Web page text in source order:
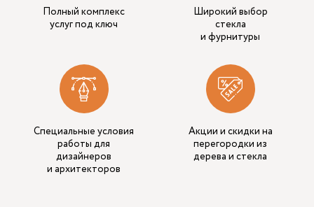
Полный комплекс
услуг под ключ
Широкий выбор
стекла
и фурнитуры
Специальные условия
работы для
дизайнеров
и архитекторов
Акции и скидки на
перегородки из
дерева и стекла